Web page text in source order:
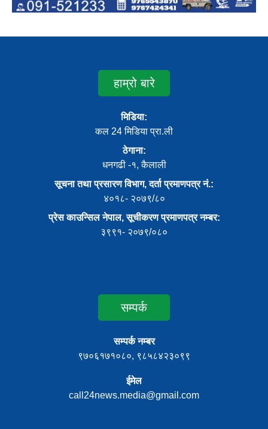
हाम्रो बारे
मिडिया:
कल 24 मिडिया प्रा.ली
ठेगाना:
धनगढी -१, कैलाली
सूचना तथा प्रसारण विभाग, दर्ता प्रमाणपत्र नं.:
४०१८- २०७९/८०
प्रेस काउन्सिल नेपाल, सूचीकरण प्रमाणपत्र नम्बर:
३९९१- २०७९/०८०
सम्पर्क
सम्पर्क नम्बर
९७०६१७१०८०, ९८५८४२३०९९
ईमेल
call24news.media@gmail.com